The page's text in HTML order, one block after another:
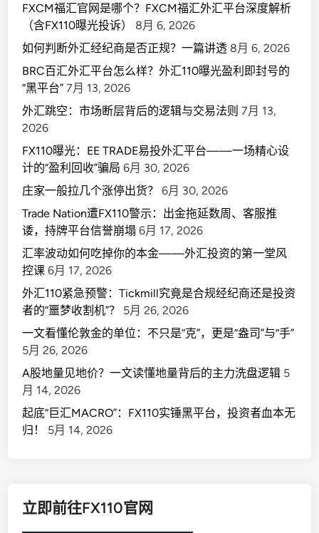
FXCM福汇官网是哪个？FXCM福汇外汇平台深度解析
（含FX110曝光投诉）
8月 6, 2026
如何判断外汇经纪商是否正规？一篇讲透 8月 6, 2026
BRC百汇外汇平台怎么样？外汇110曝光盈利即封号的
“黑平台” 7月 13, 2026
外汇跳空：市场断层背后的逻辑与交易法则 7月 13,
2026
FX110曝光：EE TRADE易投外汇平台——一场精心设
计的“盈利回收”骗局 6月 30, 2026
庄家一般拉几个涨停出货？
6月 30, 2026
Trade Nation遭FX110警示：出金拖延数周、客服推
诿，持牌平台信誉崩塌 6月 17, 2026
汇率波动如何吃掉你的本金——外汇投资的第一堂风
控课 6月 17, 2026
外汇110紧急预警：Tickmill究竟是合规经纪商还是投资
者的“噩梦收割机”？
5月 26, 2026
一文看懂伦敦金的单位：不只是“克”，更是“盎司”与“手”
5月 26, 2026
A股地量见地价？一文读懂地量背后的主力洗盘逻辑 5
月 14, 2026
起底“巨汇MACRO”：FX110实锤黑平台，投资者血本无
归！
5月 14, 2026
立即前往FX110官网